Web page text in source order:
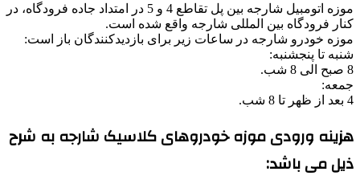
موزه اتومبیل شارجه بین پل تقاطع 4 و 5 در امتداد جاده فرودگاه، در
کنار فرودگاه بین المللی شارجه واقع شده است.
موزه خودرو شارجه در ساعات زیر برای بازدیدکنندگان باز است:
شنبه تا پنجشنبه:
8 صبح الی 8 شب.
جمعه:
4 بعد از ظهر تا 8 شب.
هزینه ورودی موزه خودروهای کلاسیک شارجه به شرح
ذیل می باشد: